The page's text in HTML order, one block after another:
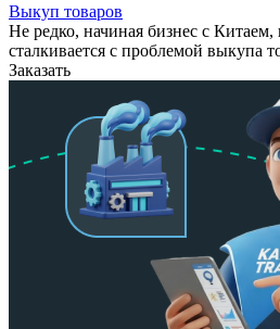
Выкуп товаров
Не редко, начиная бизнес с
сталкивается с проблемой выкупа
Заказать